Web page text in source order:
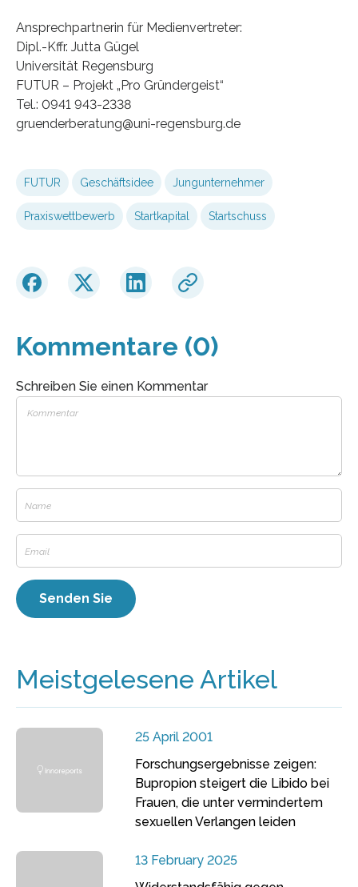
Ansprechpartnerin für Medienvertreter:
Dipl.-Kffr. Jutta Gügel
Universität Regensburg
FUTUR – Projekt „Pro Gründergeist“
Tel.: 0941 943-2338
gruenderberatung@uni-regensburg.de
FUTUR Geschäftsidee Jungunternehmer
Praxiswettbewerb Startkapital Startschuss
Kommentare (0)
Schreiben Sie einen Kommentar
Meistgelesene Artikel
25 April 2001
Forschungsergebnisse zeigen:
Bupropion steigert die Libido bei
Frauen, die unter vermindertem
sexuellen Verlangen leiden
13 February 2025